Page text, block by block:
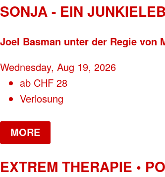
SONJA - EIN
Joel Basman unter der Regie von
Wednesday, Aug 19, 2026
ab CHF 28
Verlosung
MORE
EXTREM THERAPIE •